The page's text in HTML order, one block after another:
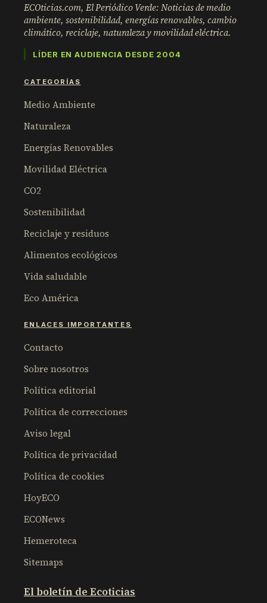
ECOticias.com, El Periódico Verde: Noticias de medio
ambiente, sostenibilidad, energías renovables, cambio
climático, reciclaje, naturaleza y movilidad eléctrica.
LÍDER EN AUDIENCIA DESDE 2004
CATEGORÍAS
Medio Ambiente
Naturaleza
Energías Renovables
Movilidad Eléctrica
CO2
Sostenibilidad
Reciclaje y residuos
Alimentos ecológicos
Vida saludable
Eco América
ENLACES IMPORTANTES
Contacto
Sobre nosotros
Política editorial
Política de correcciones
Aviso legal
Política de privacidad
Política de cookies
HoyECO
ECONews
Hemeroteca
Sitemaps
El boletín de Ecoticias